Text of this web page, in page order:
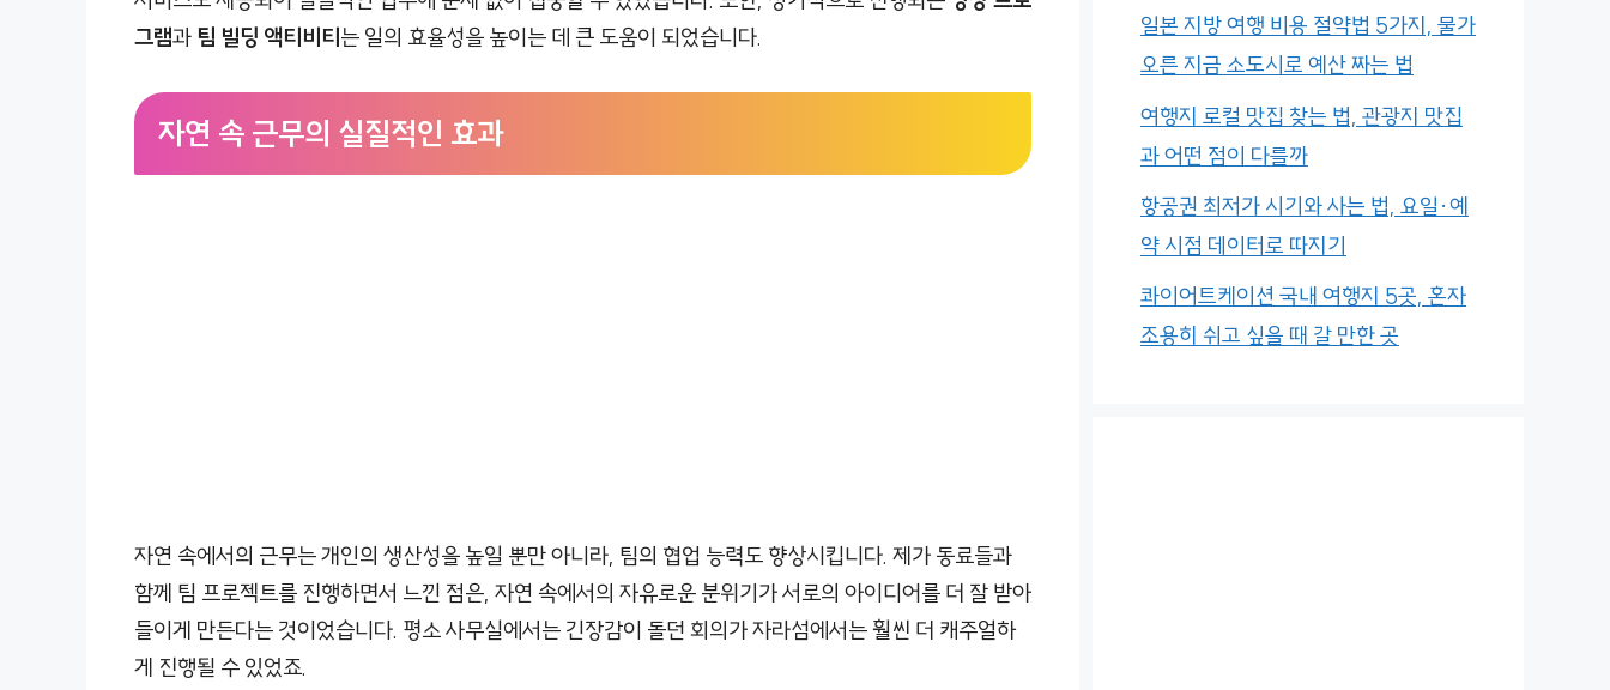
그램과 팀 빌딩 액티비티는 일의 효율성을 높이는 데 큰 도움이 되었습니다.
자연 속 근무의 실질적인 효과
자연 속에서의 근무는 개인의 생산성을 높일 뿐만 아니라, 팀의 협업 능력도 향상시킵니다. 제가 동료들과
함께 팀 프로젝트를 진행하면서 느낀 점은, 자연 속에서의 자유로운 분위기가 서로의 아이디어를 더 잘 받아
들이게 만든다는 것이었습니다. 평소 사무실에서는 긴장감이 돌던 회의가 자라섬에서는 훨씬 더 캐주얼하
게 진행될 수 있었죠.
일본 지방 여행 비용 절약법 5가지, 물가
오른 지금 소도시로 예산 짜는 법
여행지 로컬 맛집 찾는 법, 관광지 맛집
과 어떤 점이 다를까
항공권 최저가 시기와 사는 법, 요일·예
약 시점 데이터로 따지기
콰이어트케이션 국내 여행지 5곳, 혼자
조용히 쉬고 싶을 때 갈 만한 곳